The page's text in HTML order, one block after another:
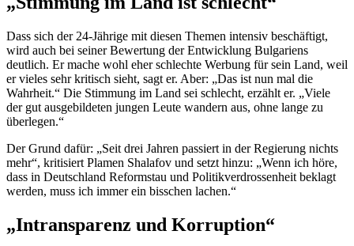
Dass sich der 24-Jährige mit diesen Themen intensiv beschäftigt,
wird auch bei seiner Bewertung der Entwicklung Bulgariens
deutlich. Er mache wohl eher schlechte Werbung für sein Land, weil
er vieles sehr kritisch sieht, sagt er. Aber: „Das ist nun mal die
Wahrheit.“ Die Stimmung im Land sei schlecht, erzählt er. „Viele
der gut ausgebildeten jungen Leute wandern aus, ohne lange zu
überlegen.“
Der Grund dafür: „Seit drei Jahren passiert in der Regierung nichts
mehr“, kritisiert Plamen Shalafov und setzt hinzu: „Wenn ich höre,
dass in Deutschland Reformstau und Politikverdrossenheit beklagt
werden, muss ich immer ein bisschen lachen.“
„Intransparenz und Korruption“